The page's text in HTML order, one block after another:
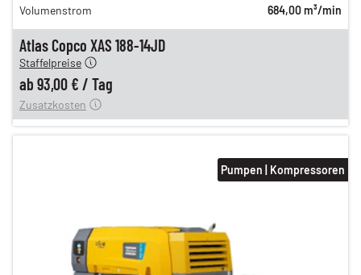
Atlas Copco XAS 188-14JD
112,00 €
Staffelpreise
ab 93,00 € / Tag
12,00 €
Zusatzkosten
Volumenstrom
684,00 m³/min
Pumpen | Kompressoren